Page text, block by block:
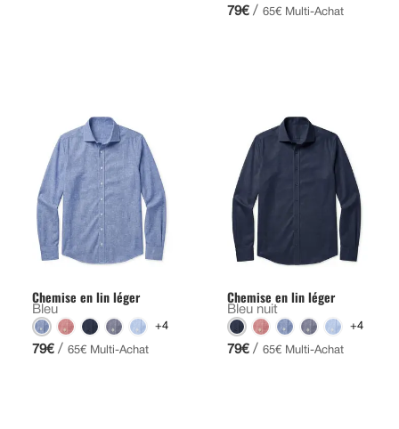
79€ / 65€ Multi-Achat
Chemise en lin léger
Bleu
+4
79€ / 65€ Multi-Achat
Chemise en lin léger
Bleu nuit
+4
79€ / 65€ Multi-Achat